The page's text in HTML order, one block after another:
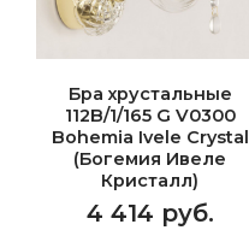
Бра хрустальные
112B/1/165 G V0300
Bohemia Ivele Crystal
(Богемия Ивеле
Кристалл)
4 414 руб.